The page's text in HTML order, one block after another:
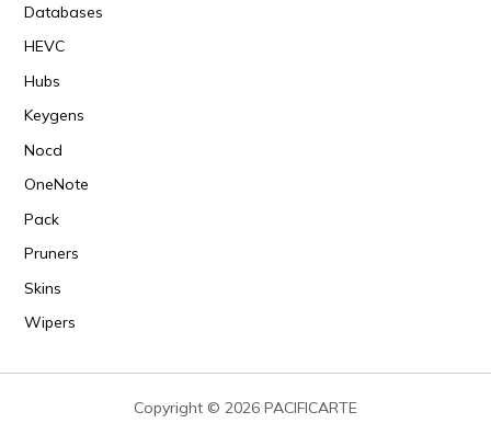
Databases
HEVC
Hubs
Keygens
Nocd
OneNote
Pack
Pruners
Skins
Wipers
Copyright © 2026 PACIFICARTE